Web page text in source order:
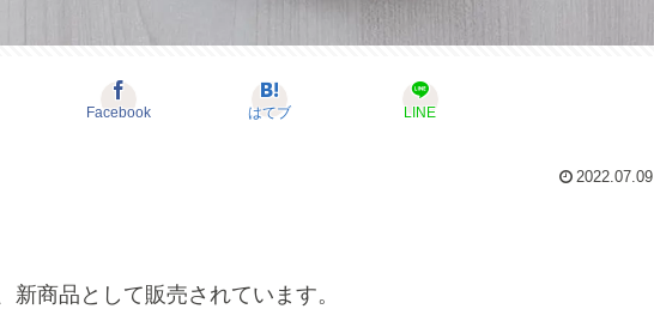
Facebook はてブ LINE
2022.07.09
新商品として販売されています。